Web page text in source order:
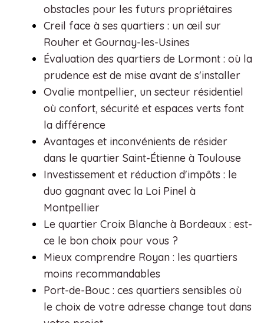
obstacles pour les futurs propriétaires
Creil face à ses quartiers : un œil sur
Rouher et Gournay-les-Usines
Évaluation des quartiers de Lormont : où la
prudence est de mise avant de s'installer
Ovalie montpellier, un secteur résidentiel
où confort, sécurité et espaces verts font
la différence
Avantages et inconvénients de résider
dans le quartier Saint-Étienne à Toulouse
Investissement et réduction d'impôts : le
duo gagnant avec la Loi Pinel à
Montpellier
Le quartier Croix Blanche à Bordeaux : est-
ce le bon choix pour vous ?
Mieux comprendre Royan : les quartiers
moins recommandables
Port-de-Bouc : ces quartiers sensibles où
le choix de votre adresse change tout dans